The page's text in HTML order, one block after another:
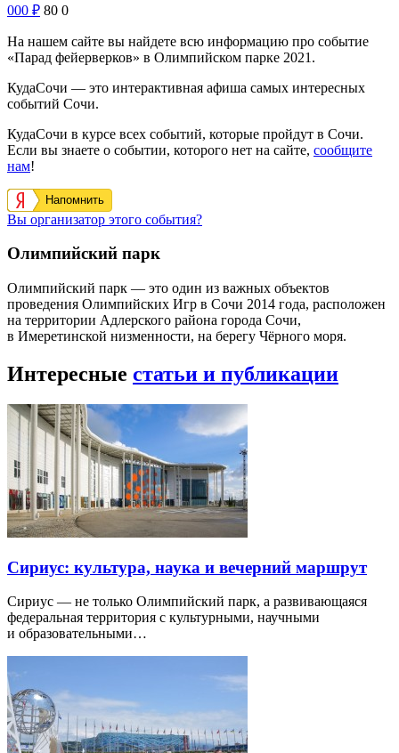
000 ₽ 80 0
На нашем сайте вы найдете всю информацию про событие
«Парад фейерверков» в Олимпийском парке 2021.
КудаСочи — это интерактивная афиша самых интересных
событий Сочи.
КудаСочи в курсе всех событий, которые пройдут в Сочи.
Если вы знаете о событии, которого нет на сайте, сообщите
нам!
Напомнить
Вы организатор этого события?
Олимпийский парк
Олимпийский парк — это один из важных объектов
проведения Олимпийских Игр в Сочи 2014 года, расположен
на территории Адлерского района города Сочи,
в Имеретинской низменности, на берегу Чёрного моря.
Интересные статьи и публикации
Сириус: культура, наука и вечерний маршрут
Сириус — не только Олимпийский парк, а развивающаяся
федеральная территория с культурными, научными
и образовательными…